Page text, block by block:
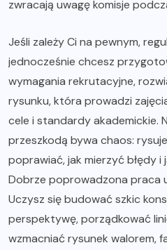
zwracają uwagę komisje
Jeśli zależy Ci na pewnym,
jednocześnie chcesz
wymagania rekrutacyjne,
rysunku, która prowadzi
cele i standardy akademickie.
przeszkodą bywa chaos:
poprawiać, jak mierzyć błędy i
Dobrze poprowadzona praca
Uczysz się budować szkic
perspektywę, porządkować
wzmacniać rysunek walorem,